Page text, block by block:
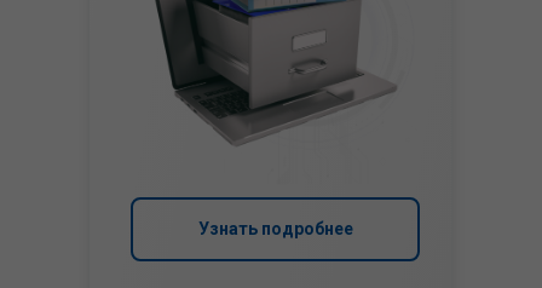
Узнать подробнее